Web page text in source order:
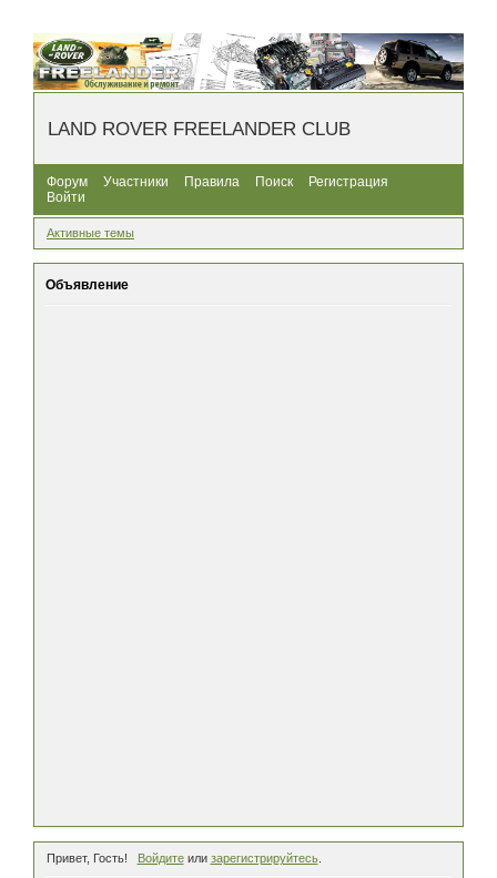
LAND ROVER FREELANDER CLUB
Форум Участники Правила Поиск
Регистрация
Войти
Активные темы
Объявление
Привет, Гость! Войдитеили зарегистрируйтесь.